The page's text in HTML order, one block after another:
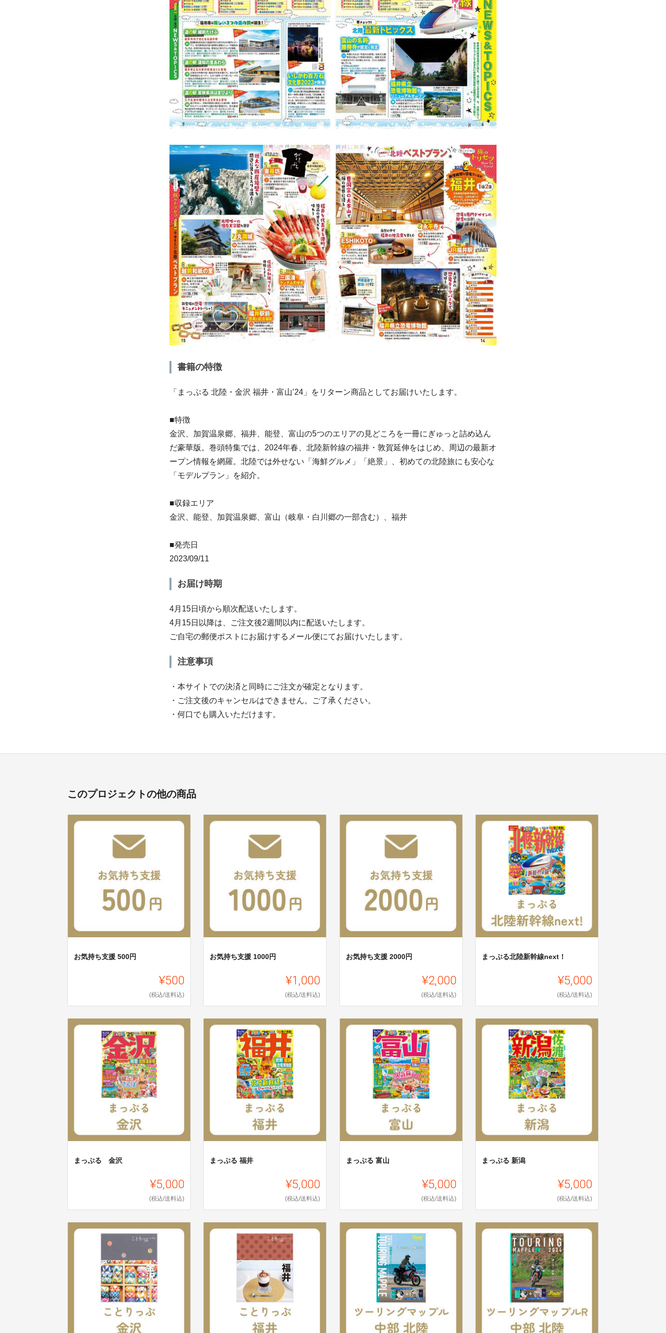
書籍の特徴
「まっぷる 北陸・金沢 福井・富山’24」をリターン商品としてお届けいたします。
■特徴
金沢、加賀温泉郷、福井、能登、富山の5つのエリアの見どころを一冊にぎゅっと詰め込ん
だ豪華版。巻頭特集では、2024年春、北陸新幹線の福井・敦賀延伸をはじめ、周辺の最新オ
ープン情報を網羅。北陸では外せない「海鮮グルメ」「絶景」、初めての北陸旅にも安心な
「モデルプラン」を紹介。
■収録エリア
金沢、能登、加賀温泉郷、富山（岐阜・白川郷の一部含む）、福井
■発売日
2023/09/11
お届け時期
4月15日頃から順次配送いたします。
4月15日以降は、ご注文後2週間以内に配送いたします。
ご自宅の郵便ポストにお届けするメール便にてお届けいたします。
注意事項
・本サイトでの決済と同時にご注文が確定となります。
・ご注文後のキャンセルはできません。ご了承ください。
・何口でも購入いただけます。
このプロジェクトの他の商品
お気持ち支援 500円
¥500
(税込/送料込)
お気持ち支援 1000円
¥1,000
(税込/送料込)
お気持ち支援 2000円
¥2,000
(税込/送料込)
まっぷる北陸新幹線next！
¥5,000
(税込/送料込)
まっぷる 金沢
¥5,000
(税込/送料込)
まっぷる 福井
¥5,000
(税込/送料込)
まっぷる 富山
¥5,000
(税込/送料込)
まっぷる 新潟
¥5,000
(税込/送料込)